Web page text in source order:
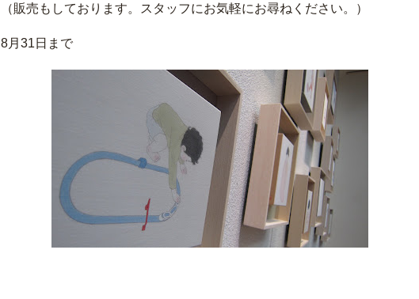
（販売もしております。スタッフにお気軽にお尋ねください。）
8月31日まで